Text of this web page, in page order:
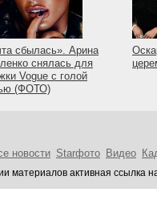
сбылась». Арина
снялась для
Vogue с голой
(ФОТО)
новости Starфото Видео
материалов активная ссылка